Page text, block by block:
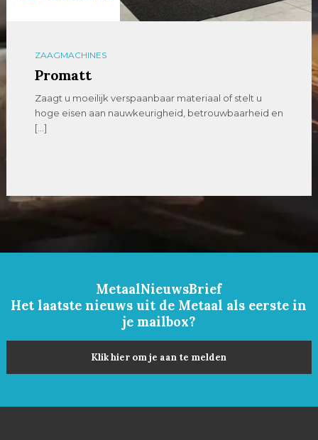
ZAAGMACHINES
Promatt
Zaagt u moeilijk verspaanbaar materiaal of stelt u
hoge eisen aan nauwkeurigheid, betrouwbaarheid en
[…]
MetaalNieuwsBrief
Het laatste nieuws uit de Metaal als eerste in
je mailbox?
Klik hier om je aan te melden